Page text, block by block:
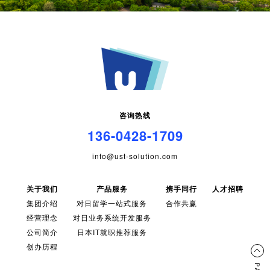
咨询热线
136-0428-1709
info@ust-solution.com
关于我们
集团介绍
经营理念
公司简介
创办历程
产品服务
对日留学一站式服务
对日业务系统开发服务
日本IT就职推荐服务
携手同行
合作共赢
人才招聘